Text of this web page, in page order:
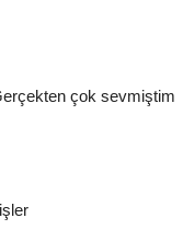
çok sevmiştim